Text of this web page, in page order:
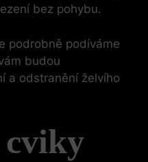
bez pohybu.
podrobně podíváme
budou
a odstranění želvího